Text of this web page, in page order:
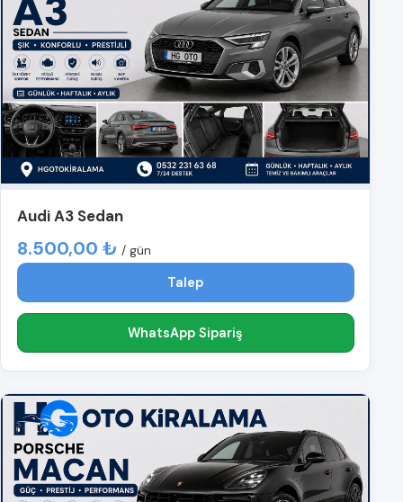
Audi A3 Sedan
8.500,00 ₺ / gün
Talep
WhatsApp Sipariş